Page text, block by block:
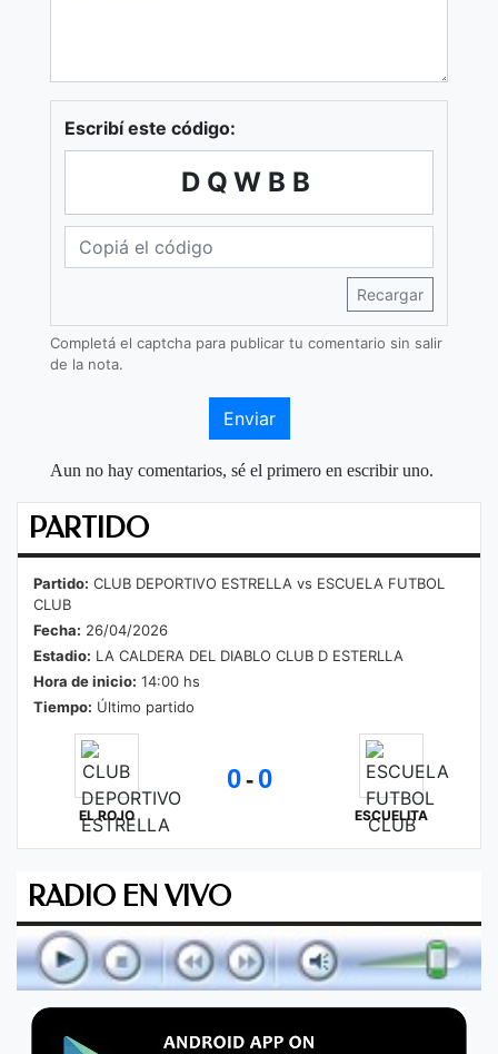
Escribí este código:
DQWBB
Recargar
Completá el captcha para publicar tu comentario sin salir
de la nota.
Enviar
Aun no hay comentarios, sé el primero en escribir uno.
PARTIDO
Partido: CLUB DEPORTIVO ESTRELLA vs ESCUELA FUTBOL
CLUB
Fecha: 26/04/2026
Estadio: LA CALDERA DEL DIABLO CLUB D ESTERLLA
Hora de inicio: 14:00 hs
Tiempo: Último partido
EL ROJO
0- 0
ESCUELITA
RADIO EN VIVO